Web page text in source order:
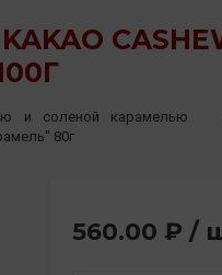
и соленой карамелью
80г
560.00 ₽ /